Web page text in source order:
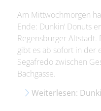
Am Mittwochmorgen
Ende: Dunkin‘ Donuts
Regensburger Altstadt.
gibt es ab sofort in der
Segafredo zwischen
Bachgasse.
Weiterlesen: